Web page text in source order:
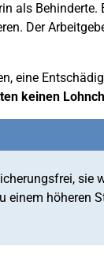
als
Der
eine
keinen
sie
höheren